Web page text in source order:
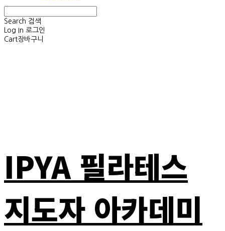
Search 검색
Log In 로그인
Cart장바구니
IPYA 필라테스
지도자 아카데미